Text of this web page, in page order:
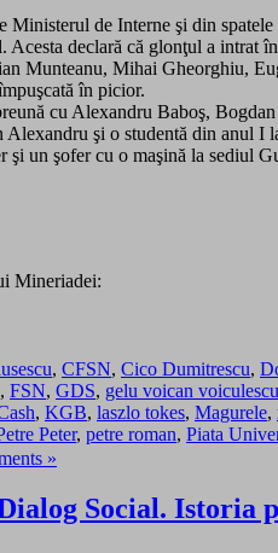
de Interne şi din
declară că glonţul a intrat
Munteanu, Mihai Gheorghiu,
în picior.
cu Alexandru Baboş, Bogdan
şi o studentă din anul I
un şofer cu o maşină la sediul
Mineriadei:
, CFSN, Cico Dumitrescu,
, FSN, GDS, gelu voican voiculescu
, KGB, laszlo tokes, Magurele,
Peter, petre roman, Piata
»
Social. Istoria